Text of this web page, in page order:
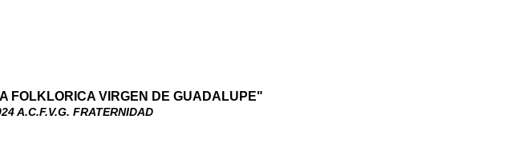
FOLKLORICA VIRGEN DE GUADALUPE"
A.C.F.V.G. FRATERNIDAD